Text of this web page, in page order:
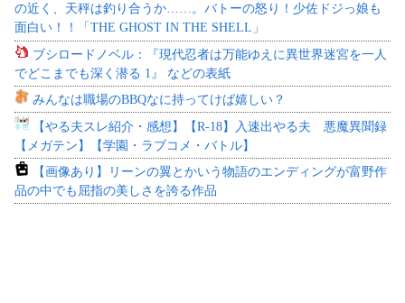
の近く、天秤は釣り合うか……。バトーの怒り！少佐ドジっ娘も
面白い！！「THE GHOST IN THE SHELL」
ブシロードノベル：『現代忍者は万能ゆえに異世界迷宮を一人
でどこまでも深く潜る 1』 などの表紙
みんなは職場のBBQなに持ってけば嬉しい？
【やる夫スレ紹介・感想】【R-18】入速出やる夫 悪魔異聞録
【メガテン】【学園・ラブコメ・バトル】
【画像あり】リーンの翼とかいう物語のエンディングが富野作
品の中でも屈指の美しさを誇る作品